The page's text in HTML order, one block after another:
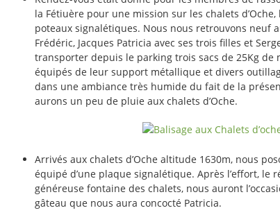
la Fétiuère pour une mission sur les chalets
poteaux signalétiques. Nous nous retrouvons neuf
Frédéric, Jacques Patricia avec ses trois filles et
transporter depuis le parking trois sacs de 25Kg de
équipés de leur support métallique et divers
dans une ambiance très humide du fait de la
aurons un peu de pluie aux chalets d’Oche.
Arrivés aux chalets d’Oche altitude 1630m, nous
équipé d’une plaque signalétique. Après l’effort, le
généreuse fontaine des chalets, nous auront
gâteau que nous aura concocté Patricia.